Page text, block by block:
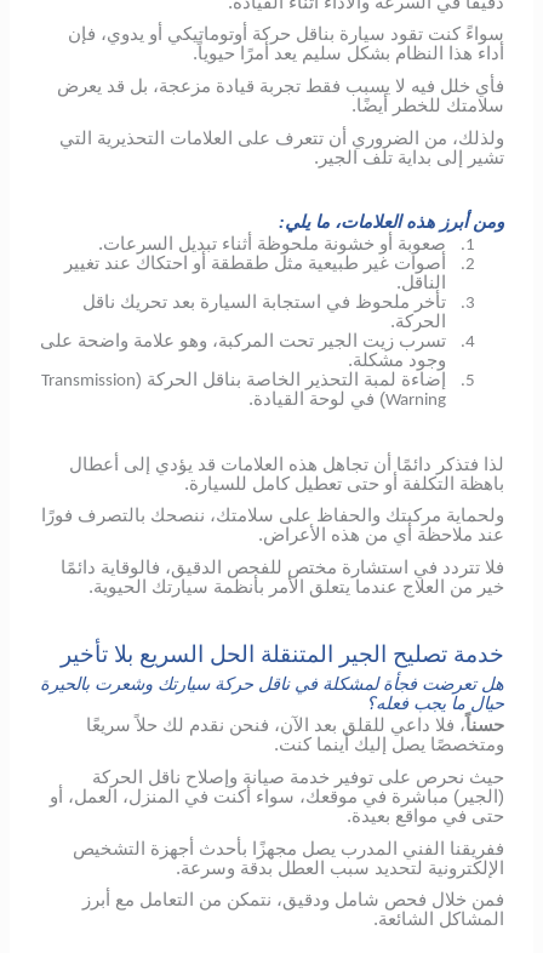
سواءً كنت تقود سيارة بناقل حركة أوتوماتيكي أو يدوي، فإن
أداء هذا النظام بشكل سليم يعد أمرًا حيوياً.
فأي خلل فيه لا يسبب فقط تجربة قيادة مزعجة، بل قد يعرض
سلامتك للخطر أيضًا.
ولذلك، من الضروري أن تتعرف على العلامات التحذيرية التي
تشير إلى بداية تلف الجير.
ومن أبرز هذه العلامات، ما يلي:
1. صعوبة أو خشونة ملحوظة أثناء تبديل السرعات.
2.
أصوات غير طبيعية مثل طقطقة أو احتكاك عند تغيير
الناقل.
3.
تأخر ملحوظ في استجابة السيارة بعد تحريك ناقل
الحركة.
4.
تسرب زيت الجير تحت المركبة، وهو علامة واضحة على
وجود مشكلة.
5. إضاءة لمبة التحذير الخاصة بناقل الحركة (Transmission
Warning) في لوحة القيادة.
لذا فتذكر دائمًا أن تجاهل هذه العلامات قد يؤدي إلى أعطال
باهظة التكلفة أو حتى تعطيل كامل للسيارة.
ولحماية مركبتك والحفاظ على سلامتك، ننصحك بالتصرف فورًا
عند ملاحظة أي من هذه الأعراض.
فلا تتردد في استشارة مختص للفحص الدقيق، فالوقاية دائمًا
خير من العلاج عندما يتعلق الأمر بأنظمة سيارتك الحيوية.
خدمة تصليح الجير المتنقلة الحل السريع بلا تأخير
هل تعرضت فجأة لمشكلة في ناقل حركة سيارتك وشعرت بالحيرة
حيال ما يجب فعله؟
حسناً، فلا داعي للقلق بعد الآن، فنحن نقدم لك حلاً سريعًا
ومتخصصًا يصل إليك أينما كنت.
حيث نحرص على توفير خدمة صيانة وإصلاح ناقل الحركة
(الجير) مباشرة في موقعك، سواء أكنت في المنزل، العمل، أو
حتى في مواقع بعيدة.
ففريقنا الفني المدرب يصل مجهزًا بأحدث أجهزة التشخيص
الإلكترونية لتحديد سبب العطل بدقة وسرعة.
فمن خلال فحص شامل ودقيق، نتمكن من التعامل مع أبرز
المشاكل الشائعة.